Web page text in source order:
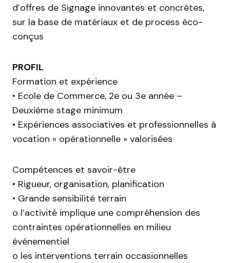
d’offres de Signage innovantes et concrètes,
sur la base de matériaux et de process éco-
conçus
PROFIL
Formation et expérience
• Ecole de Commerce, 2e ou 3e année –
Deuxième stage minimum
• Expériences associatives et professionnelles à
vocation « opérationnelle » valorisées
Compétences et savoir-être
• Rigueur, organisation, planification
• Grande sensibilité terrain
o l’activité implique une compréhension des
contraintes opérationnelles en milieu
événementiel
o les interventions terrain occasionnelles